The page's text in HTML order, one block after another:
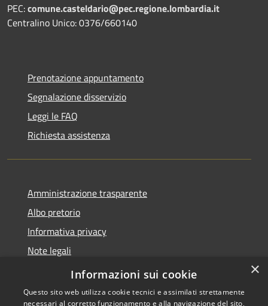
PEC:comune.casteldario@pec.regione.lombardia.it
Centralino Unico: 0376/660140
Prenotazione appuntamento
Segnalazione disservizio
Leggi le FAQ
Richiesta assistenza
Amministrazione trasparente
Albo pretorio
Informativa privacy
Note legali
Dichiarazione di accessibilità
×
Informazioni sui cookie
Questo sito web utilizza cookie tecnici e assimilati strettamente
necessari al corretto funzionamento e alla navigazione del sito,